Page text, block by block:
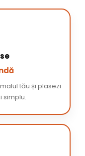
tău și plasezi
simplu.